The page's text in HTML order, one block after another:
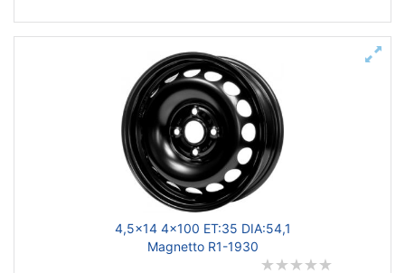
4,5x14 4x100 ET:35 DIA:54,1
Magnetto R1-1930